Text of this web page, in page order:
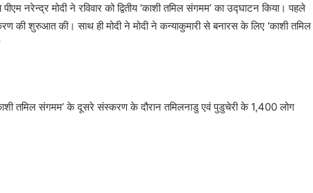
नरेन्द्र मोदी ने रविवार को द्वितीय ‘काशी तमिल संगमम’ का उद्घाटन किया। पहले
की शुरुआत की। साथ ही मोदी ने मोदी ने कन्याकुमारी से बनारस के लिए ‘काशी तमिल
तमिल संगमम’ के दूसरे संस्करण के दौरान तमिलनाडु एवं पुडुचेरी के 1,400 लोग